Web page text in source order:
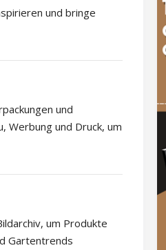
und bringe
und
Werbung und Druck, um
um Produkte
Gartentrends